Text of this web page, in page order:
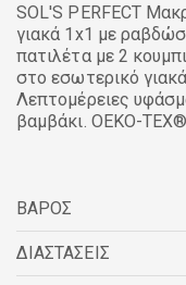
SOL'S PERFECT
γιακά 1x1 με
πατιλέτα με 2
στο εσωτερικό
Λεπτομέρειες
βαμβάκι. OEKO-
ΒΑΡΟΣ
ΔΙΑΣΤΑΣΕΙΣ